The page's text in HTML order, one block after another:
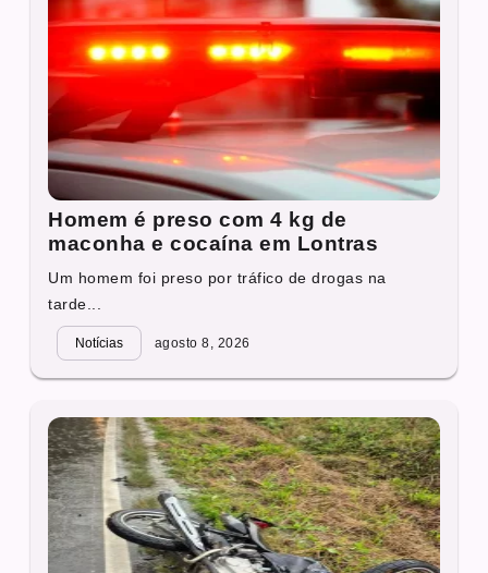
Homem é preso com 4 kg de
maconha e cocaína em Lontras
Um homem foi preso por tráfico de drogas na
tarde...
Notícias agosto 8, 2026